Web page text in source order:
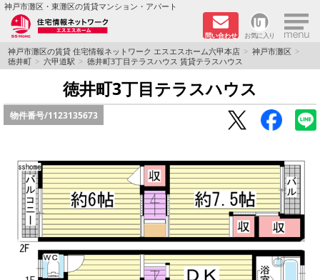
神戸市灘区・東灘区の賃貸マンション・アパート
問い合わせ お気に入り ×
TOPページ
学生さん向け物件
ペット飼育可物件
路線·駅から探す
地域から探す
神戸市灘区の賃貸 住宅情報ネットワーク エスエスホーム六甲本店
神戸市灘区
徳井町
六甲道駅 徳井町3丁目テラスハウス 賃貸テラスハウス
徳井町3丁目テラスハウス
物件番号/1123135673